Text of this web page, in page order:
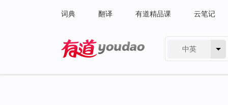
词典 翻译 有道精品课 云笔记
中英